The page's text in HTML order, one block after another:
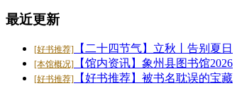
·【二十四节气】大暑-_-大暑至-夏更浓
26-07-20
最近更新
[好书推荐] 【二十四节气】立秋丨告别夏日
[本馆概况] 【馆内资讯】象州县图书馆2026
[好书推荐] 【好书推荐】被书名耽误的宝藏